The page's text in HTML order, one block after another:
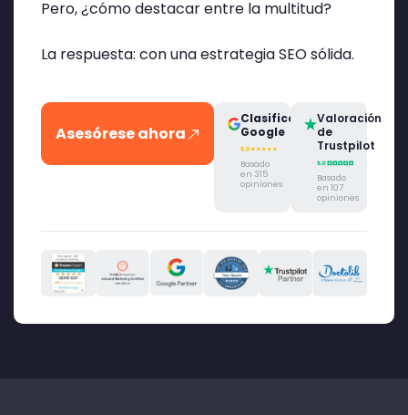
Pero, ¿cómo destacar entre la multitud?
La respuesta: con una estrategia SEO sólida.
Asesórese ahora
Clasificación
Google
Basado
en 315
opiniones
Valoración
de
Trustpilot
Basado
en 107
opiniones